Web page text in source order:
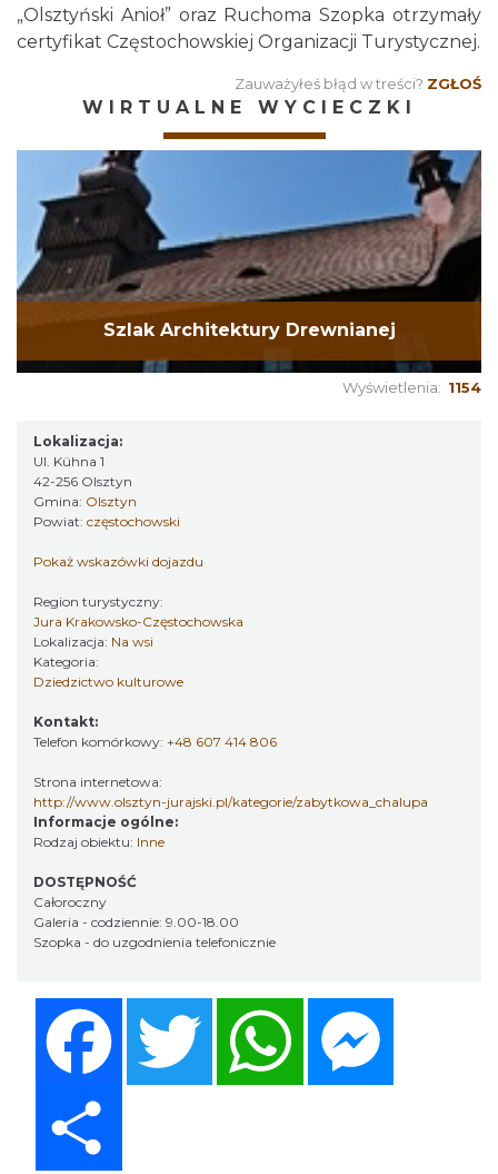
„Olsztyński Anioł” oraz Ruchoma Szopka otrzymały
certyfikat Częstochowskiej Organizacji Turystycznej.
Zauważyłeś błąd w treści? ZGŁOŚ
WIRTUALNE WYCIECZKI
Szlak Architektury Drewnianej
Wyświetlenia: 1154
Lokalizacja:
Ul. Kühna 1
42-256 Olsztyn
Gmina: Olsztyn
Powiat: częstochowski
Pokaż wskazówki dojazdu
Region turystyczny:
Jura Krakowsko-Częstochowska
Lokalizacja: Na wsi
Kategoria:
Dziedzictwo kulturowe
Kontakt:
Telefon komórkowy: +48 607 414 806
Strona internetowa:
http://www.olsztyn-jurajski.pl/kategorie/zabytkowa_chalupa
Informacje ogólne:
Rodzaj obiektu: Inne
DOSTĘPNOŚĆ
Całoroczny
Galeria - codziennie: 9.00-18.00
Szopka - do uzgodnienia telefonicznie
Twitter WhatsApp